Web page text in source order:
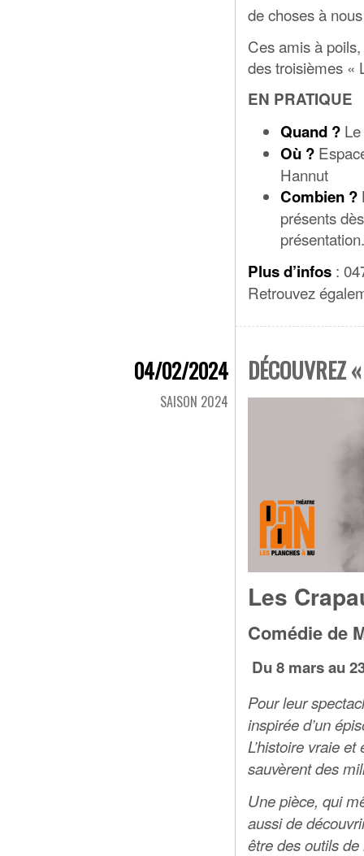
de choses à
Ces amis à
des troisièmes
EN PRATIQUE
Quand ?
Où ?
Hannut
Combien ?
présents
présentation.
Plus d’infos :
Retrouvez
04/02/2024
SAISON 2024
DÉCOUVREZ
Les
Comédie de
Du 8 mars au
Pour leur
inspirée d’un
L’histoire vraie
sauvèrent des
Une pièce, qui
aussi de
être des outils